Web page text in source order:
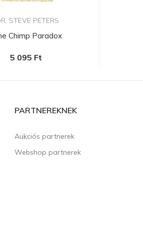
STEVE PETERS
Chimp Paradox
5 095 Ft
PARTNEREKNEK
Aukciós partnerek
Webshop partnerek